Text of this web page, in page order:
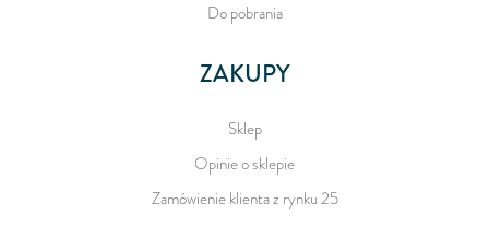
Do pobrania
ZAKUPY
Sklep
Opinie o sklepie
Zamówienie klienta z rynku 25